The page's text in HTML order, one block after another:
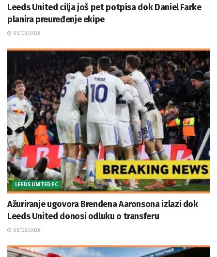
Leeds United cilja još pet potpisa dok Daniel Farke
planira preuređenje ekipe
05/08/2026
LEEDS UNITED FC
Ažuriranje ugovora Brendena Aaronsona izlazi dok
Leeds United donosi odluku o transferu
05/08/2026